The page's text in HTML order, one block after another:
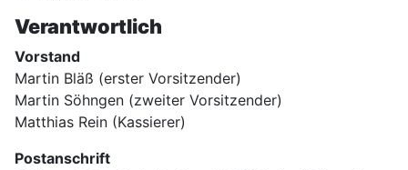
Verantwortlich
Vorstand
Martin Bläß (erster Vorsitzender)
Martin Söhngen (zweiter Vorsitzender)
Matthias Rein (Kassierer)
Postanschrift